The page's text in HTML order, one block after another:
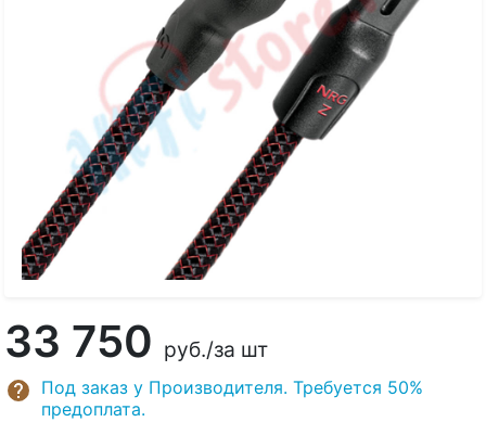
33 750 руб./за шт
Под заказ у Производителя. Требуется 50%
предоплата.